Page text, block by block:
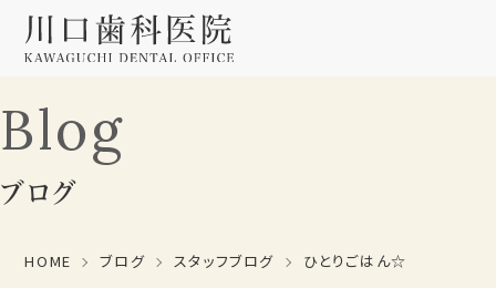
Blog
ブログ
HOME ブログ スタッフブログ ひとりごはん☆